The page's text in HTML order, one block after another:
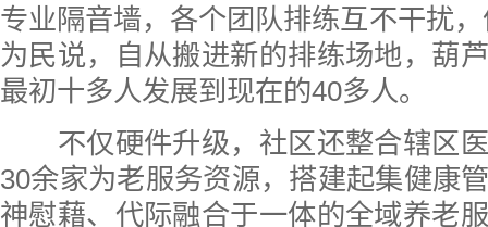
专业隔音墙，各个团队排练互不干扰
为民说，自从搬进新的排练场地，葫
最初十多人发展到现在的40多人。
不仅硬件升级，社区还整合辖区医
30余家为老服务资源，搭建起集健康
神慰藉、代际融合于一体的全域养老